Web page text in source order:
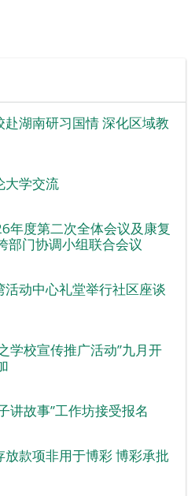
湖南研习国情 深化区域教
大学交流
年度第二次全体会议及康复
部门协调小组联合会议
动中心礼堂举行社区座谈
学校宣传推广活动”九月开
讲故事”工作坊接受报名
款项非用于博彩 博彩承批